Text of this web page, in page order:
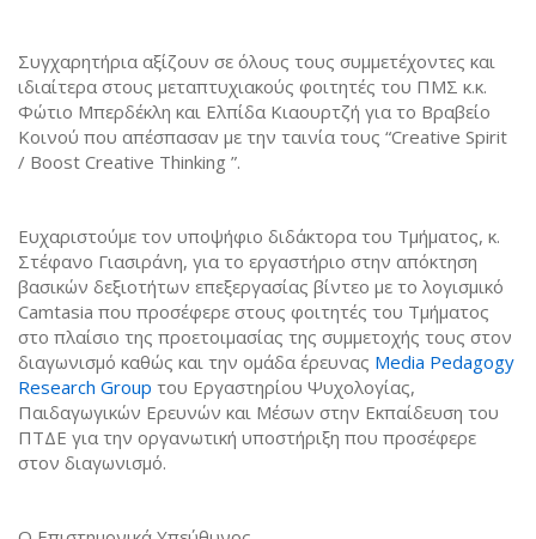
Συγχαρητήρια αξίζουν σε όλους τους συμμετέχοντες και
ιδιαίτερα στους μεταπτυχιακούς φοιτητές του ΠΜΣ κ.κ.
Φώτιο Μπερδέκλη και Ελπίδα Κιαουρτζή για το Βραβείο
Κοινού που απέσπασαν με την ταινία τους “Creative Spirit
/ Boost Creative Thinking ”.
Ευχαριστούμε τον υποψήφιο διδάκτορα του Τμήματος, κ.
Στέφανο Γιασιράνη, για το εργαστήριο στην απόκτηση
βασικών δεξιοτήτων επεξεργασίας βίντεο με το λογισμικό
Camtasia που προσέφερε στους φοιτητές του Τμήματος
στο πλαίσιο της προετοιμασίας της συμμετοχής τους στον
διαγωνισμό καθώς και την ομάδα έρευνας Media Pedagogy
Research Group του Εργαστηρίου Ψυχολογίας,
Παιδαγωγικών Ερευνών και Μέσων στην Εκπαίδευση του
ΠΤΔΕ για την οργανωτική υποστήριξη που προσέφερε
στον διαγωνισμό.